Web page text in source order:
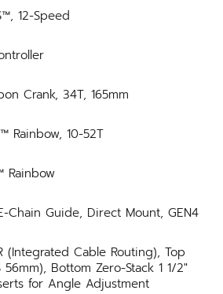
12-Speed
Crank, 34T, 165mm
Rainbow, 10-52T
Rainbow
Chain Guide, Direct Mount, GEN4
(Integrated Cable Routing), Top
56mm), Bottom Zero-Stack 1 1/2"
for Angle Adjustment